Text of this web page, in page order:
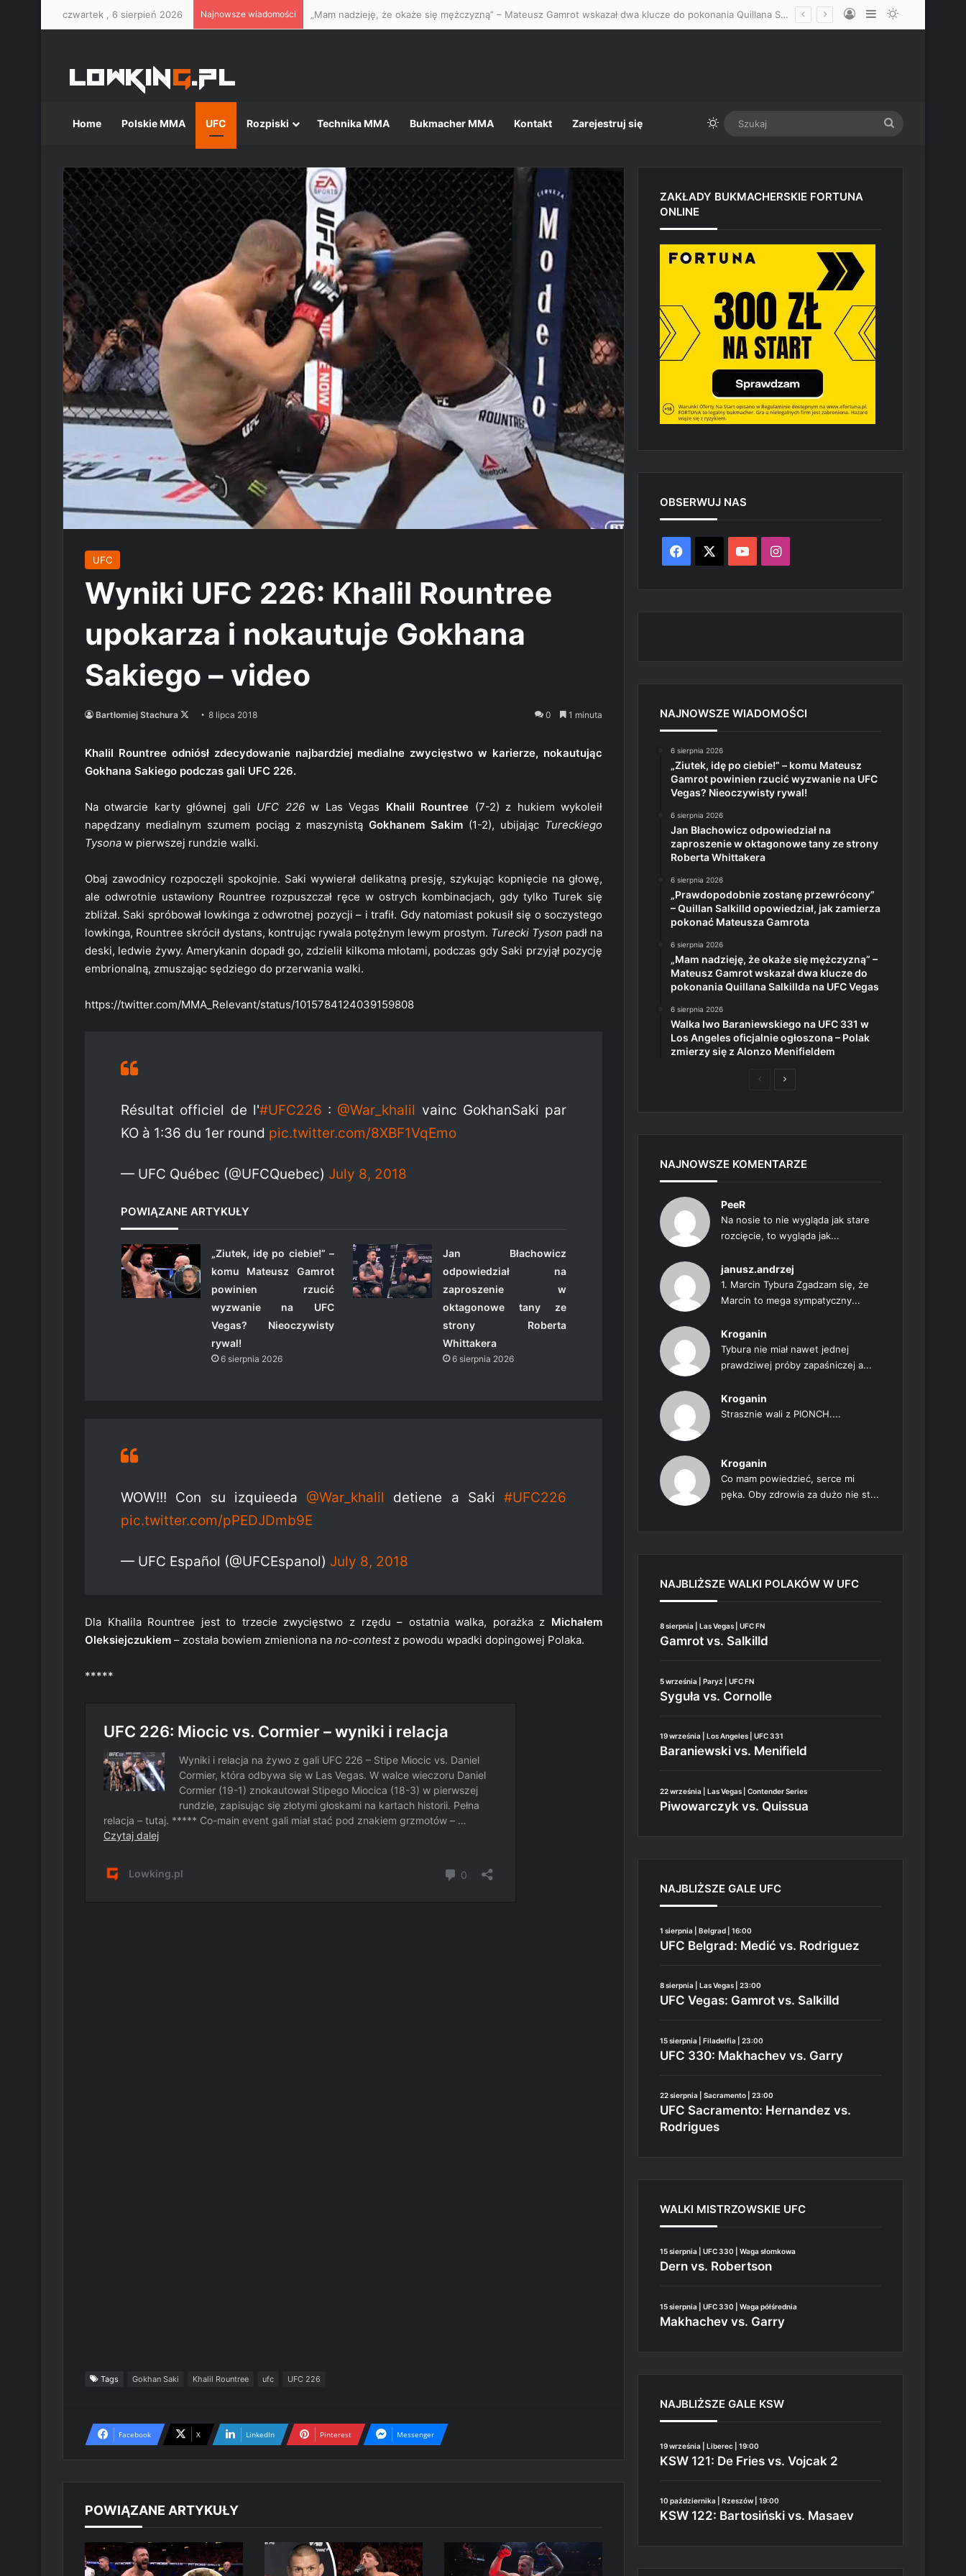
czwartek , 6 sierpień 2026 Najnowsze wiadomości „Mam nadzieję, że okaże się mężczyzną” – Mateusz Gamrot wskazał dwa klucze do pokonania Quillana Salkillda na UFC Vegas Log InSidebarSwitch skin
Home Polskie MMA UFC Rozpiski Technika MMA Bukmacher MMA Kontakt Zarejestruj się Switch skin
UFC
Wyniki UFC 226: Khalil Rountree
upokarza i nokautuje Gokhana
Sakiego – video
Bartłomiej Stachura
Follow
X
8 lipca 2018 0 1 minuta
Khalil Rountree odniósł zdecydowanie najbardziej medialne zwycięstwo w karierze, nokautując
Gokhana Sakiego podczas gali UFC 226.
Na otwarcie karty głównej gali UFC 226w Las Vegas Khalil Rountree (7-2) z hukiem wykoleił
napędzany medialnym szumem pociąg z maszynistąGokhanem Sakim (1-2), ubijając Tureckiego
Tysona w pierwszej rundzie walki.
Obaj zawodnicy rozpoczęli spokojnie. Saki wywierał delikatną presję, szykując kopnięcie na głowę,
ale odwrotnie ustawiony Rountree rozpuszczał ręce w ostrych kombinacjach, gdy tylko Turek się
zbliżał. Saki spróbował lowkinga z odwrotnej pozycji – i trafił. Gdy natomiast pokusił się o soczystego
lowkinga, Rountree skrócił dystans, kontrując rywala potężnym lewym prostym. Turecki Tyson padł na
deski, ledwie żywy. Amerykanin dopadł go, zdzielił kilkoma młotami, podczas gdy Saki przyjął pozycję
embrionalną, zmuszając sędziego do przerwania walki.
https://twitter.com/MMA_Relevant/status/1015784124039159808
Résultat officiel de l'#UFC226 : @War_khalil vainc GokhanSaki par
KO à 1:36 du 1er round pic.twitter.com/8XBF1VqEmo
— UFC Québec (@UFCQuebec) July 8, 2018
POWIĄZANE ARTYKUŁY
„Ziutek, idę po ciebie!” –
komu Mateusz Gamrot
powinien rzucić
wyzwanie na UFC
Vegas? Nieoczywisty
rywal!
6 sierpnia 2026
Jan Błachowicz
odpowiedział na
zaproszenie w
oktagonowe tany ze
strony Roberta
Whittakera
6 sierpnia 2026
WOW!!! Con su izquieeda @War_khalil detiene a Saki #UFC226
pic.twitter.com/pPEDJDmb9E
— UFC Español (@UFCEspanol) July 8, 2018
Dla Khalila Rountree jest to trzecie zwycięstwo z rzędu – ostatnia walka, porażka z Michałem
Oleksiejczukiem – została bowiem zmieniona na no-contestz powodu wpadki dopingowej Polaka.
*****
Tags Gokhan Saki Khalil Rountree ufc UFC 226
Facebook X LinkedIn Pinterest Messenger
POWIĄZANE ARTYKUŁY
ZAKŁADY BUKMACHERSKIE FORTUNA
ONLINE
OBSERWUJ NAS
Facebook YouTubeInstagram
NAJNOWSZE WIADOMOŚCI
6 sierpnia 2026
„Ziutek, idę po ciebie!” – komu Mateusz
Gamrot powinien rzucić wyzwanie na UFC
Vegas? Nieoczywisty rywal!
6 sierpnia 2026
Jan Błachowicz odpowiedział na
zaproszenie w oktagonowe tany ze strony
Roberta Whittakera
6 sierpnia 2026
„Prawdopodobnie zostanę przewrócony”
– Quillan Salkilld opowiedział, jak zamierza
pokonać Mateusza Gamrota
6 sierpnia 2026
„Mam nadzieję, że okaże się mężczyzną” –
Mateusz Gamrot wskazał dwa klucze do
pokonania Quillana Salkillda na UFC Vegas
6 sierpnia 2026
Walka Iwo Baraniewskiego na UFC 331 w
Los Angeles oficjalnie ogłoszona – Polak
zmierzy się z Alonzo Menifieldem
PoprzedniaNastępna
NAJNOWSZE KOMENTARZE
PeeR
Na nosie to nie wygląda jak stare
rozcięcie, to wygląda jak...
janusz.andrzej
1. Marcin Tybura Zgadzam się, że
Marcin to mega sympatyczny...
Kroganin
Tybura nie miał nawet jednej
prawdziwej próby zapaśniczej a...
Kroganin
Strasznie wali z PIONCH....
Kroganin
Co mam powiedzieć, serce mi
pęka. Oby zdrowia za dużo nie st...
NAJBLIŻSZE WALKI POLAKÓW W UFC
8 sierpnia | Las Vegas | UFC FN
Gamrot vs. Salkilld
5 września | Paryż | UFC FN
Syguła vs. Cornolle
19 września | Los Angeles | UFC 331
Baraniewski vs. Menifield
22 września | Las Vegas | Contender Series
Piwowarczyk vs. Quissua
NAJBLIŻSZE GALE UFC
1 sierpnia | Belgrad | 16:00
UFC Belgrad: Medić vs. Rodriguez
8 sierpnia | Las Vegas | 23:00
UFC Vegas: Gamrot vs. Salkilld
15 sierpnia | Filadelfia | 23:00
UFC 330: Makhachev vs. Garry
22 sierpnia | Sacramento | 23:00
UFC Sacramento: Hernandez vs.
Rodrigues
WALKI MISTRZOWSKIE UFC
15 sierpnia | UFC 330 | Waga słomkowa
Dern vs. Robertson
15 sierpnia | UFC 330 | Waga półśrednia
Makhachev vs. Garry
NAJBLIŻSZE GALE KSW
19 września | Liberec | 19:00
KSW 121: De Fries vs. Vojcak 2
10 października | Rzeszów | 19:00
KSW 122: Bartosiński vs. Masaev